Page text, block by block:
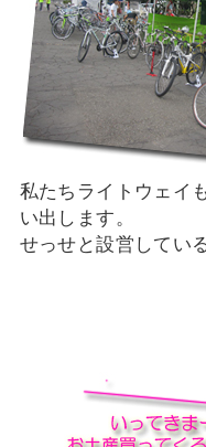
私たちライトウェイ
い出します。
せっせと設営してい